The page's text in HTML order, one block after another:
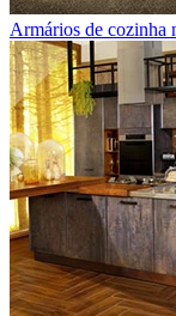
Armários de cozinha